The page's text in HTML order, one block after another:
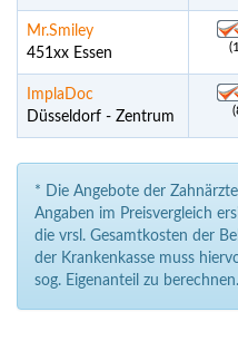
Mr.Smiley
451xx Essen
ImplaDoc
Düsseldorf - Zentrum
* Die Angebote der
Angaben im Preisvergleich
die vrsl. Gesamtkosten der
der Krankenkasse muss
sog. Eigenanteil zu berechnen.